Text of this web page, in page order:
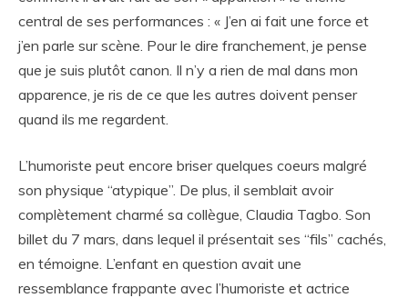
central de ses performances : « J’en ai fait une force et
j’en parle sur scène. Pour le dire franchement, je pense
que je suis plutôt canon. Il n’y a rien de mal dans mon
apparence, je ris de ce que les autres doivent penser
quand ils me regardent.
L’humoriste peut encore briser quelques coeurs malgré
son physique “atypique”. De plus, il semblait avoir
complètement charmé sa collègue, Claudia Tagbo. Son
billet du 7 mars, dans lequel il présentait ses “fils” cachés,
en témoigne. L’enfant en question avait une
ressemblance frappante avec l’humoriste et actrice